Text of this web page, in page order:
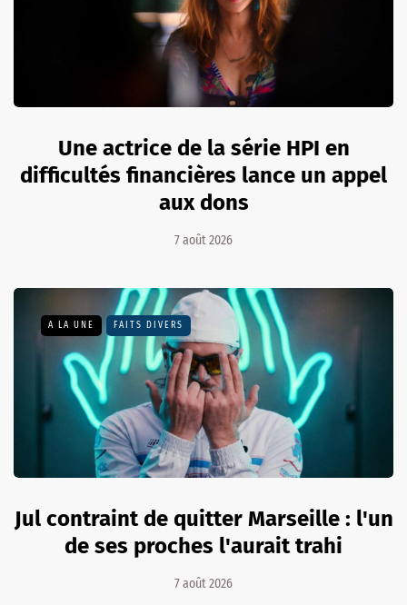
Une actrice de la série HPI en
difficultés financières lance un appel
aux dons
7 août 2026
A LA UNE FAITS DIVERS
Jul contraint de quitter Marseille : l'un
de ses proches l'aurait trahi
7 août 2026